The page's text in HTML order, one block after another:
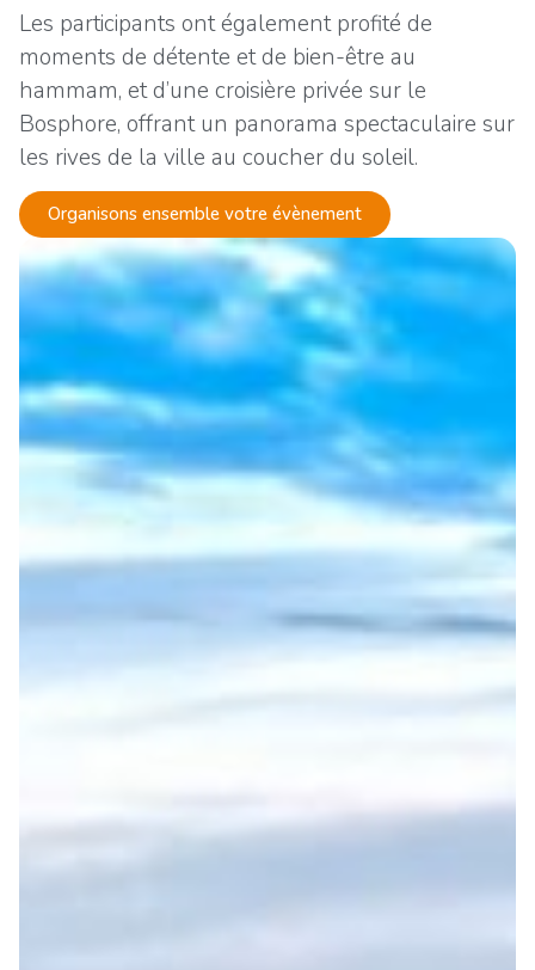
Les participants ont également profité de
moments de détente et de bien-être au
hammam, et d’une croisière privée sur le
Bosphore, offrant un panorama spectaculaire sur
les rives de la ville au coucher du soleil.
Organisons ensemble votre évènement